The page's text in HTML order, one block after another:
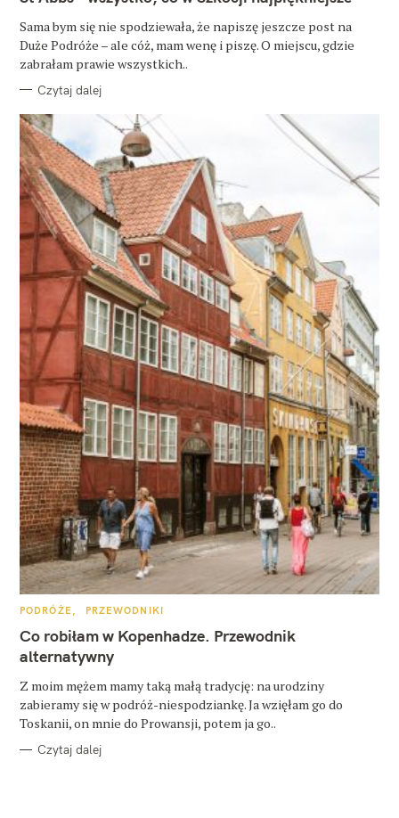
O
R
I
Sama bym się nie spodziewała, że napiszę jeszcze post na
Duże Podróże – ale cóż, mam wenę i piszę. O miejscu, gdzie
zabrałam prawie wszystkich..
Czytaj dalej
K
T
E
G
O
I
E
PODRÓŻE PRZEWODNIKI
Co robiłam w Kopenhadze. Przewodnik
alternatywny
Z moim mężem mamy taką małą tradycję: na urodziny
zabieramy się w podróż-niespodziankę. Ja wzięłam go do
Toskanii, on mnie do Prowansji, potem ja go..
Czytaj dalej